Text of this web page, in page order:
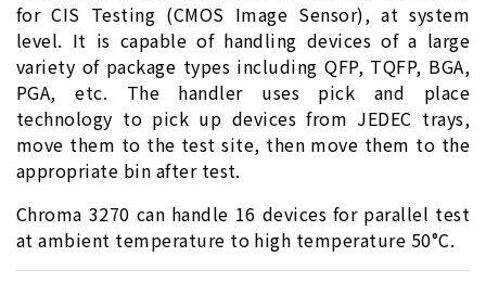
for CIS Testing (CMOS Image Sensor), at system
level. It is capable of handling devices of a large
variety of package types including QFP, TQFP, BGA,
PGA, etc. The handler uses pick and place
technology to pick up devices from JEDEC trays,
move them to the test site, then move them to the
appropriate bin after test.
Chroma 3270 can handle 16 devices for parallel test
at ambient temperature to high temperature 50°C.